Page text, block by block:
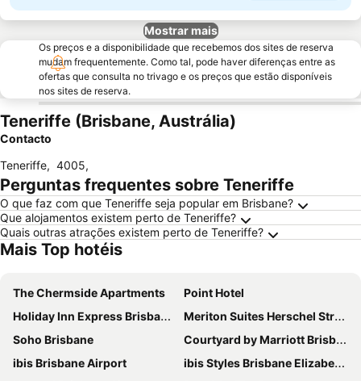
Mostrar mais
Os preços e a disponibilidade que recebemos dos sites de reserva
mudam frequentemente. Como tal, pode haver diferenças entre as
ofertas que consulta no trivago e os preços que estão disponíveis
nos sites de reserva.
Teneriffe (Brisbane, Austrália)
Contacto
Teneriffe, 4005,
Perguntas frequentes sobre Teneriffe
O que faz com que Teneriffe seja popular em Brisbane?
Que alojamentos existem perto de Teneriffe?
Quais outras atrações existem perto de Teneriffe?
Mais Top hotéis
The Chermside Apartments
Point Hotel
Holiday Inn Express Brisbane Central By Ihg
Meriton Suites Herschel Street, Brisbane
Soho Brisbane
Courtyard by Marriott Brisbane South Bank
ibis Brisbane Airport
ibis Styles Brisbane Elizabeth Street